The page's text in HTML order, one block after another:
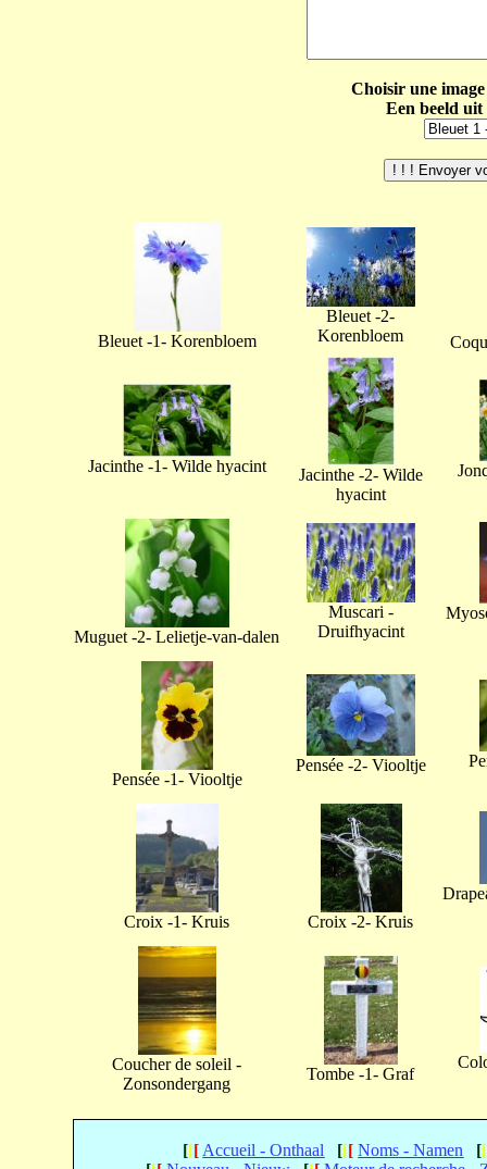
Choisir une
Een beeld
Bleuet -1- Korenbloem
Bleuet -2-
Korenbloem
Jacinthe -1- Wilde hyacint
Jacinthe -2- Wilde
hyacint
Muguet -2- Lelietje-van-dalen
Muscari -
Druifhyacint
Pensée -1- Viooltje
Pensée -2- Viooltje
Croix -1- Kruis Croix -2- Kruis
Coucher de soleil -
Zonsondergang
Tombe -1- Graf
[[[ Accueil - Onthaal [[[ Noms - Namen [[